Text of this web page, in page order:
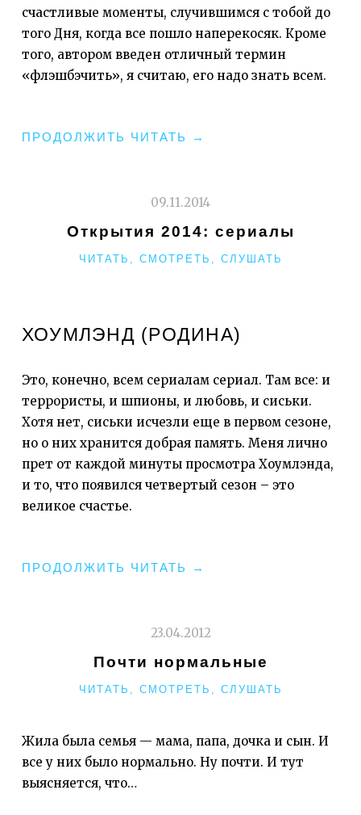
счастливые моменты, случившимся с тобой до
того Дня, когда все пошло наперекосяк. Кроме
того, автором введен отличный термин
«флэшбэчить», я считаю, его надо знать всем.
ПРОДОЛЖИТЬ ЧИТАТЬ
"ОТКРЫТИЯ
→
09.11.2014
Открытия 2014: сериалы
РУБРИКИ
ЧИТАТЬ, СМОТРЕТЬ, СЛУШАТЬ
ХОУМЛЭНД (РОДИНА)
Это, конечно, всем сериалам сериал. Там все: и
террористы, и шпионы, и любовь, и сиськи.
Хотя нет, сиськи исчезли еще в первом сезоне,
но о них хранится добрая память. Меня лично
прет от каждой минуты просмотра Хоумлэнда,
и то, что появился четвертый сезон – это
великое счастье.
ПРОДОЛЖИТЬ ЧИТАТЬ
"ОТКРЫТИЯ
→
23.04.2012
Почти нормальные
РУБРИКИ
ЧИТАТЬ, СМОТРЕТЬ, СЛУШАТЬ
Жила была семья — мама, папа, дочка и сын. И
все у них было нормально. Ну почти. И тут
выясняется, что…